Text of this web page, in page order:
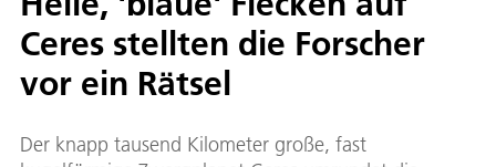
Ceres stellten die Forscher
vor ein Rätsel
Der knapp tausend Kilometer große, fast